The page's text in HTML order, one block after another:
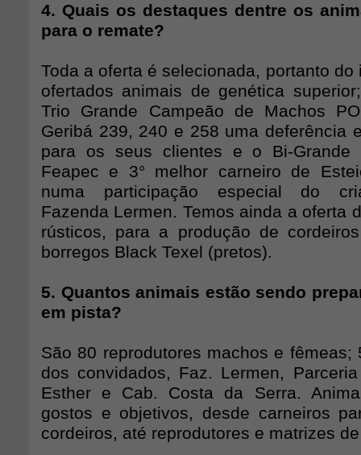
4. Quais os destaques dentre os
para o remate?
Toda a oferta é selecionada, portanto
ofertados animais de genética
Trio Grande Campeão de Machos
Geribá 239, 240 e 258 uma deferência
para os seus clientes e o Bi-Grande
Feapec e 3° melhor carneiro de
numa participação especial do
Fazenda Lermen. Temos ainda a oferta
rústicos, para a produção de
borregos Black Texel (pretos).
5. Quantos animais estão sendo
em pista?
São 80 reprodutores machos e fêmeas;
dos convidados, Faz. Lermen,
Esther e Cab. Costa da Serra.
gostos e objetivos, desde carneiros
cordeiros, até reprodutores e matrizes